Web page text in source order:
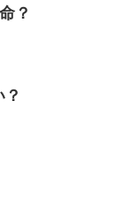
？